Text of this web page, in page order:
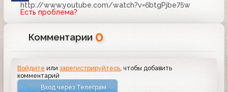
http://www.youtube.com/watch?v=6btgPjbe75w
Есть проблема?
Комментарии 0
Войдите илизарегистрируйтесь , чтобы добавить
комментарий
Вход через Телеграм